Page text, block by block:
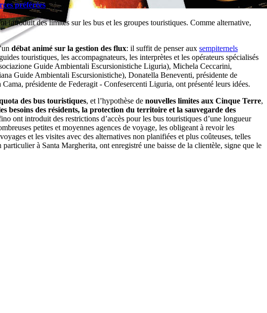
préférées
introduit des limites sur les bus et les groupes touristiques. Comme alternative,
débat animé sur la gestion des flux: il suffit de penser aux sempiternels
touristiques, les accompagnateurs, les interprètes et les opérateurs spécialisés
Guide Ambientali Escursionistiche Liguria), Michela Ceccarini,
Guide Ambientali Escursionistiche), Donatella Beneventi, présidente de
présidente de Federagit - Confesercenti Liguria, ont présenté leurs idées.
des bus touristiques, et l’hypothèse de nouvelles limites aux Cinque Terre,
besoins des résidents, la protection du territoire et la sauvegarde des
ont introduit des restrictions d’accès pour les bus touristiques d’une longueur
petites et moyennes agences de voyage, les obligeant à revoir les
et les visites avec des alternatives non planifiées et plus coûteuses, telles
à Santa Margherita, ont enregistré une baisse de la clientèle, signe que le